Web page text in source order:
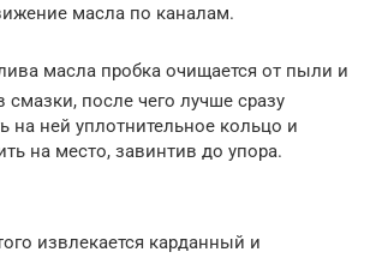
масла по каналам.
масла пробка очищается от пыли и
смазки, после чего лучше сразу
на ней уплотнительное кольцо и
на место, завинтив до упора.
извлекается карданный и